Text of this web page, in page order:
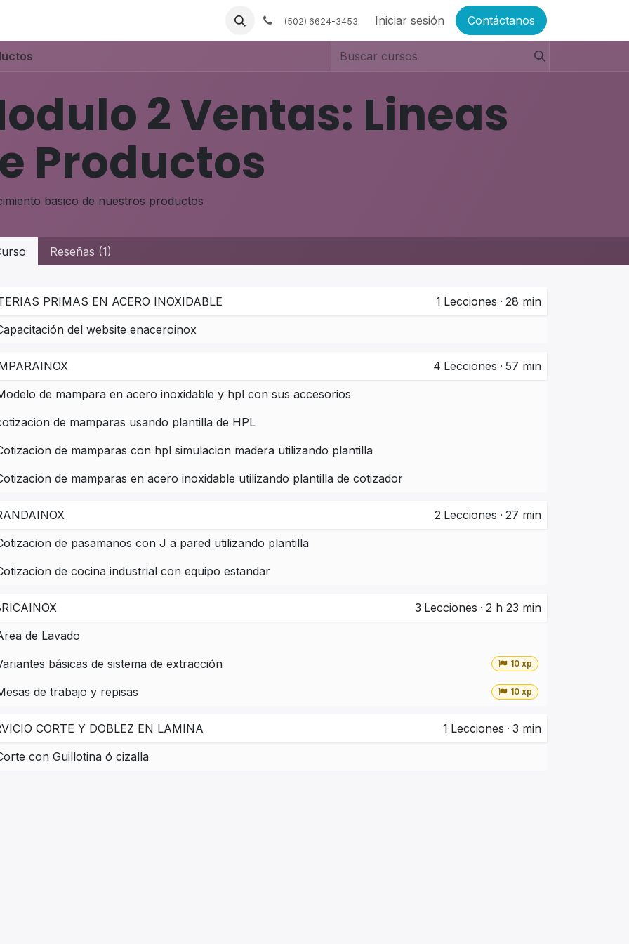
Empleos(502) 6624-3453 Iniciar sesión Contáctanos
2 Ventas: Lineas
Productos
basico de nuestros productos
Reseñas (1)
PRIMAS EN ACERO INOXIDABLE 1 Lecciones · 28 min
del website enaceroinox
4 Lecciones · 57 min
de mampara en acero inoxidable y hpl con sus accesorios
de mamparas usando plantilla de HPL
de mamparas con hpl simulacion madera utilizando plantilla
de mamparas en acero inoxidable utilizando plantilla de cotizador
2 Lecciones · 27 min
de pasamanos con J a pared utilizando plantilla
de cocina industrial con equipo estandar
3 Lecciones · 2 h 23 min
de Lavado
básicas de sistema de extracción
10 xp
de trabajo y repisas 10 xp
CORTE Y DOBLEZ EN LAMINA 1 Lecciones · 3 min
con Guillotina ó cizalla